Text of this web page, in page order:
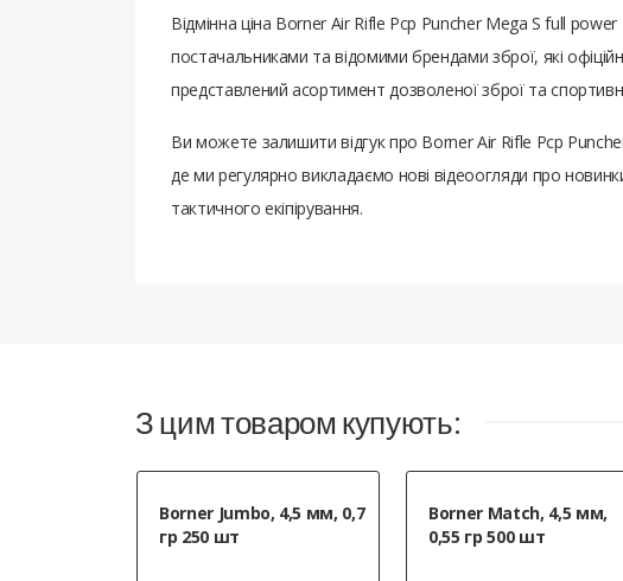
Відмінна ціна Borner Air Rifle Pcp Puncher Mega S full
постачальниками та відомими брендами зброї, які
представлений асортимент дозволеної зброї та
Ви можете залишити відгук про Borner Air Rifle Pcp
де ми регулярно викладаємо нові відеоогляди про новинки
тактичного екіпірування.
З цим товаром купують:
Borner Jumbo, 4,5 мм, 0,7
гр 250 шт
Borner Match, 4,5 мм,
0,55 гр 500 шт